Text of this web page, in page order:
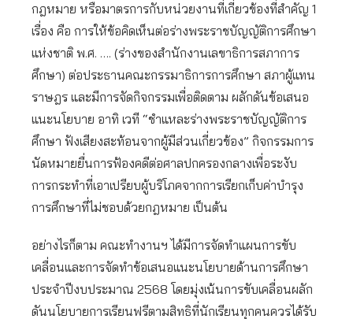
กฎหมาย หรือมาตรการกับหน่วยงานที่เกี่ยวข้องที่สำคัญ 1
เรื่อง คือ การให้ข้อคิดเห็นต่อร่างพระราชบัญญัติการศึกษา
แห่งชาติ พ.ศ. …. (ร่างของสำนักงานเลขาธิการสภาการ
ศึกษา) ต่อประธานคณะกรรมาธิการการศึกษา สภาผู้แทน
ราษฎร และมีการจัดกิจกรรมเพื่อติดตาม ผลักดันข้อเสนอ
แนะนโยบาย อาทิ เวที “ชำแหละร่างพระราชบัญญัติการ
ศึกษา ฟังเสียงสะท้อนจากผู้มีส่วนเกี่ยวข้อง” กิจกรรมการ
นัดหมายยื่นการฟ้องคดีต่อศาลปกครองกลางเพื่อระงับ
การกระทำที่เอาเปรียบผู้บริโภคจากการเรียกเก็บค่าบำรุง
การศึกษาที่ไม่ชอบด้วยกฎหมาย เป็นต้น
อย่างไรก็ตาม คณะทำงานฯ ได้มีการจัดทำแผนการขับ
เคลื่อนและการจัดทำข้อเสนอแนะนโยบายด้านการศึกษา
ประจำปีงบประมาณ 2568 โดยมุ่งเน้นการขับเคลื่อนผลัก
ดันนโยบายการเรียนฟรีตามสิทธิที่นักเรียนทุกคนควรได้รับ